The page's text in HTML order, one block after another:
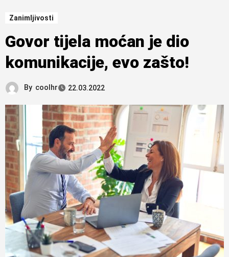
Zanimljivosti
Govor tijela moćan je dio
komunikacije, evo zašto!
By coolhr 22.03.2022